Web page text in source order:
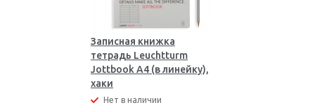
Записная книжка
тетрадь Leuchtturm
Jottbook А4 (в линейку),
хаки
Нет в наличии